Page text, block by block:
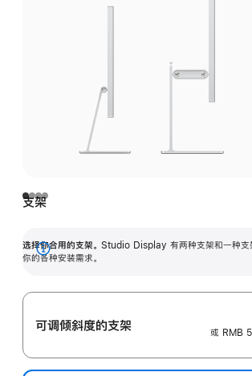
支架
选择你合用的支架。 Studio Display 有两种支架和一种支
你的各种安装需求。
展
可调倾斜度的支架
或 RMB